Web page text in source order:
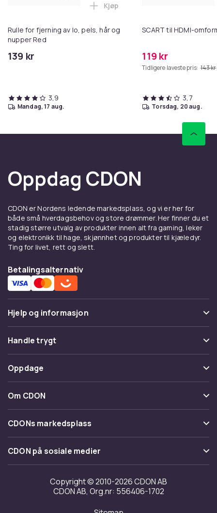
Rulle for fjerning av lo, pels, hår og
nupper Red
139 kr
Legg Rulle for fjerning av lo,
Kjøp
3,9
mandag, 17 aug.
SCART til HDMI-
119 kr
Tidligere laveste pris: 143 kr
3,7
torsdag, 20 aug.
Oppdag CDON
CDON er Nordens ledende markedsplass, og vi er her for
både små hverdagsbehov og store drømmer. Her finner du et
stadig større utvalg av produkter innen alt fra gaming, leker
og elektronikk til hage, skjønnhet og produkter til kjæledyr.
Ting for livet, rett og slett.
Betalingsalternativ
Hjelp og informasjon
Vanlige spørsmål
Spor pakke
Angre & returner her
Kontakt oss
Handle trygt
Betaling
Levering
Tilbakekallinger
Oppdage
Kategorier
Varemerker
Om CDON
Om oss
Kundeanmeldelser
Jobbe på CDON
Investor relations
Tilgjengelighet
CDONs markedsplass
Merchant Help Center
CDON på sosiale medier
Copyright © 2010-2026 CDON AB
CDON AB, Org.nr: 556406-1702